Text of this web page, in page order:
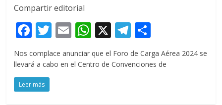
Compartir editorial
F
ac
e
b
o
T
itt
E
m
ai
W
at
X T
el
e m
Nos complace anunciar que el Foro de Carga Aérea 2024 se
llevará a cabo en el Centro de Convenciones de
Leer más